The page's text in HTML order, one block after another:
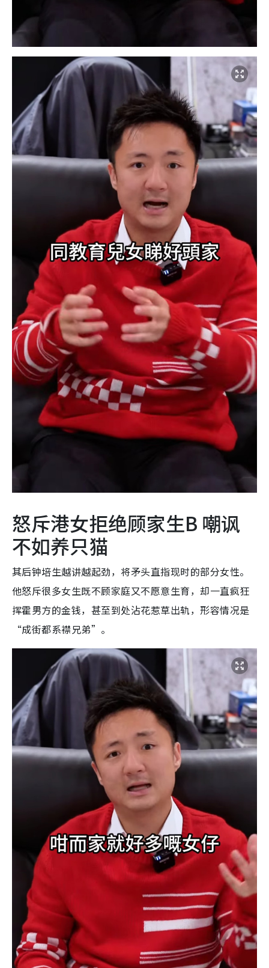
怒斥港女拒绝顾家生B 嘲讽
不如养只猫
其后钟培生越讲越起劲，将矛头直指现时的部分女性。
他怒斥很多女生既不顾家庭又不愿意生育，却一直疯狂
挥霍男方的金钱，甚至到处沾花惹草出轨，形容情况是
“成街都系襟兄弟”。